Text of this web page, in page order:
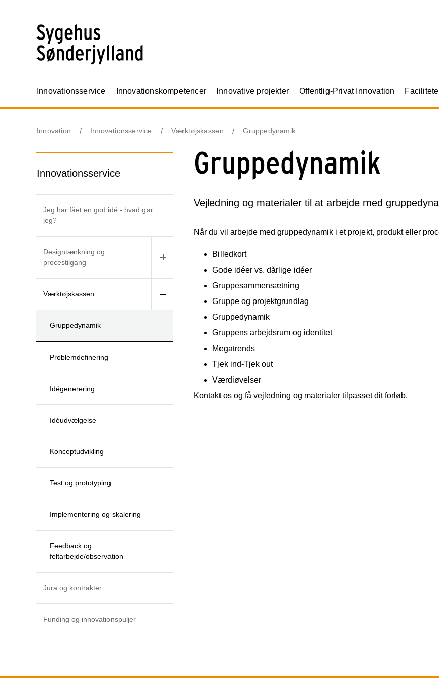
Innovationsservice Innovationskompetencer Innovative projekter Offentlig-Privat Innovation
Innovation Innovationsservice Værktøjskassen Gruppedynamik
Innovationsservice
Jeg har fået en god idé - hvad gør
jeg?
Designtænkning og
procestilgang
Værktøjskassen
Gruppedynamik
Problemdefinering
Idégenerering
Idéudvælgelse
Konceptudvikling
Test og prototyping
Implementering og skalering
Feedback og
feltarbejde/observation
Jura og kontrakter
Funding og innovationspuljer
Gruppedynamik
Vejledning og materialer til at arbejde med
Når du vil arbejde med gruppedynamik i et projekt, produkt eller
Billedkort
Gode idéer vs. dårlige idéer
Gruppesammensætning
Gruppe og projektgrundlag
Gruppedynamik
Gruppens arbejdsrum og identitet
Megatrends
Tjek ind-Tjek out
Værdiøvelser
Kontakt os og få vejledning og materialer tilpasset dit forløb.